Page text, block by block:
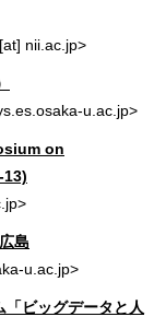
nii.ac.jp>
u.ac.jp>
on
13)
島
u.ac.jp>
ビッグデータと人